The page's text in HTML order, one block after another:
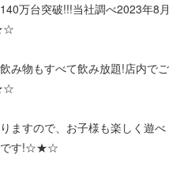
万台突破!!!当社調べ2023年8月
物もすべて飲み放題!店内でご
すので、お子様も楽しく遊べ
です!☆★☆